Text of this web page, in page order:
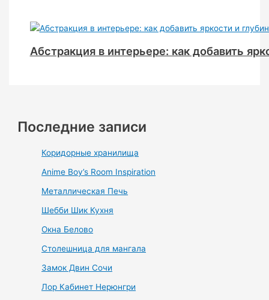
Абстракция в интерьере: как добавить
Последние записи
Коридорные хранилища
Anime Boy’s Room Inspiration
Металлическая Печь
Шебби Шик Кухня
Окна Белово
Столешница для мангала
Замок Двин Сочи
Лор Кабинет Нерюнгри